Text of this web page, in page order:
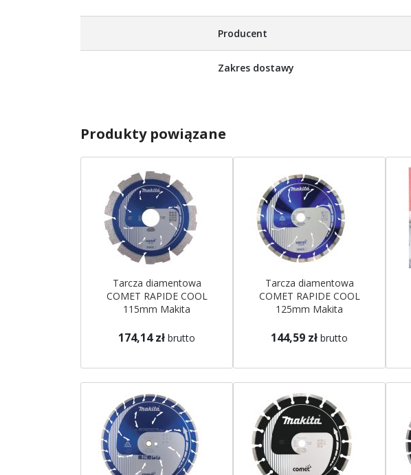
Producent
Zakres dostawy
Produkty powiązane
Tarcza diamentowa
COMET RAPIDE COOL
115mm Makita
174,14 zł brutto
Tarcza diamentowa
COMET RAPIDE COOL
125mm Makita
144,59 zł brutto